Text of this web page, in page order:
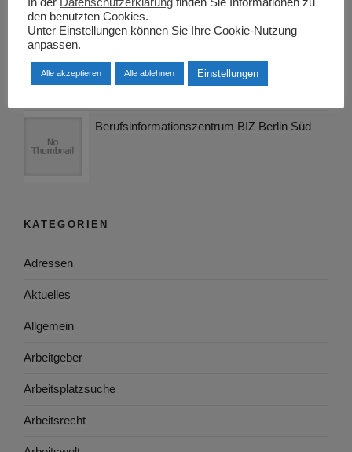
Berufsinformationszentrum BIZ Berlin Süd
KATEGORIEN
Adressen
Aktuelles
Allgemein
Arbeitgeber
Arbeitsplatzsuche
Arbeitsrecht
den benutzten Cookies.
Unter Einstellungen können Sie Ihre Cookie-Nutzung
anpassen.
Alle akzeptieren Alle ablehnen Einstellungen